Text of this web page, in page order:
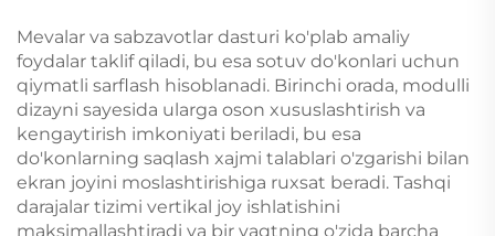
Mevalar va sabzavotlar dasturi ko'plab amaliy
foydalar taklif qiladi, bu esa sotuv do'konlari uchun
qiymatli sarflash hisoblanadi. Birinchi orada, modulli
dizayni sayesida ularga oson xususlashtirish va
kengaytirish imkoniyati beriladi, bu esa
do'konlarning saqlash xajmi talablari o'zgarishi bilan
ekran joyini moslashtirishiga ruxsat beradi. Tashqi
darajalar tizimi vertikal joy ishlatishini
maksimallashtiradi va bir vaqtning o'zida barcha